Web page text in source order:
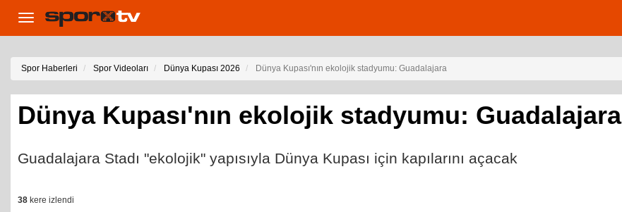
Toggle
navigation
Spor Haberleri Spor Videoları Dünya Kupası 2026 Dünya Kupası'nın ekolojik stadyumu: Guadalajara
Dünya Kupası'nın ekolojik stadyumu: Guadalajara
Guadalajara Stadı "ekolojik" yapısıyla Dünya Kupası için kapılarını açacak
38 kere izlendi